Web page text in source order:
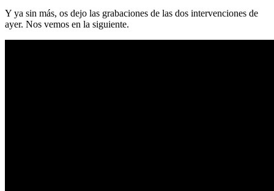
Y ya sin más, os dejo las grabaciones de las dos intervenciones de
ayer. Nos vemos en la siguiente.